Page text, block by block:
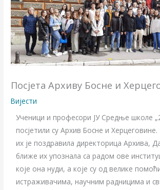
Посјета Архиву Босне и
Вијести
Ученици и професори ЈУ Средње школе
посјетили су Архив Босне и
их је поздравила директорица Архива,
ближе их упознала са радом ове
које она нуди, а које су од велике
истраживачима, научним радницима и